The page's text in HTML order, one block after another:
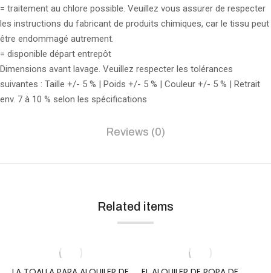
= traitement au chlore possible. Veuillez vous assurer de respecter
les instructions du fabricant de produits chimiques, car le tissu peut
être endommagé autrement.
= disponible départ entrepôt
Dimensions avant lavage. Veuillez respecter les tolérances
suivantes : Taille +/- 5 % | Poids +/- 5 % | Couleur +/- 5 % | Retrait
env. 7 à 10 % selon les spécifications
Reviews (0)
Related items